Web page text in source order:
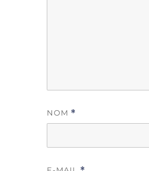
NOM *